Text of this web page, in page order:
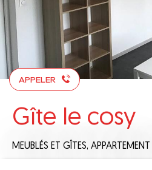
APPELER
Gîte le cosy
MEUBLÉS ET GÎTES, APPARTEMENT